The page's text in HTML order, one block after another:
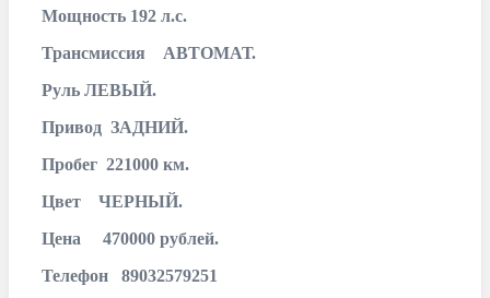
Мощность 192 л.с.
Трансмиссия АВТОМАТ.
Руль ЛЕВЫЙ.
Привод ЗАДНИЙ.
Пробег 221000 км.
Цвет ЧЕРНЫЙ.
Цена 470000 рублей.
Телефон 89032579251